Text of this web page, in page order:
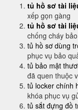
tủ hồ sơ tài
xếp gọn gàng
tủ hồ sơ tài
chống cháy
tủ hồ sơ dùng
phục vụ bảo
tủ bảo mật
đã quen thuộc
tủ locker chính
khóa phục vụ
tủ sắt đựng đồ